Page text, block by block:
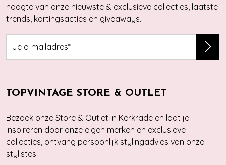
hoogte van onze nieuwste & exclusieve collecties, laatste
trends, kortingsacties en giveaways.
TOPVINTAGE STORE & OUTLET
Bezoek onze Store & Outlet in Kerkrade en laat je
inspireren door onze eigen merken en exclusieve
collecties, ontvang persoonlijk stylingadvies van onze
stylistes.